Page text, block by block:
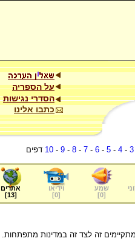
על הספריה
הסדרי נגישות
כתבו אלינו
3
-
4
-
5
-
6
-
7
-
8
-
9
-
10 דפים
שמע
[
0
]
וידיאו
[
0
]
אתרים
[
13
]
זה לצד זה במדינות מתפתחות.